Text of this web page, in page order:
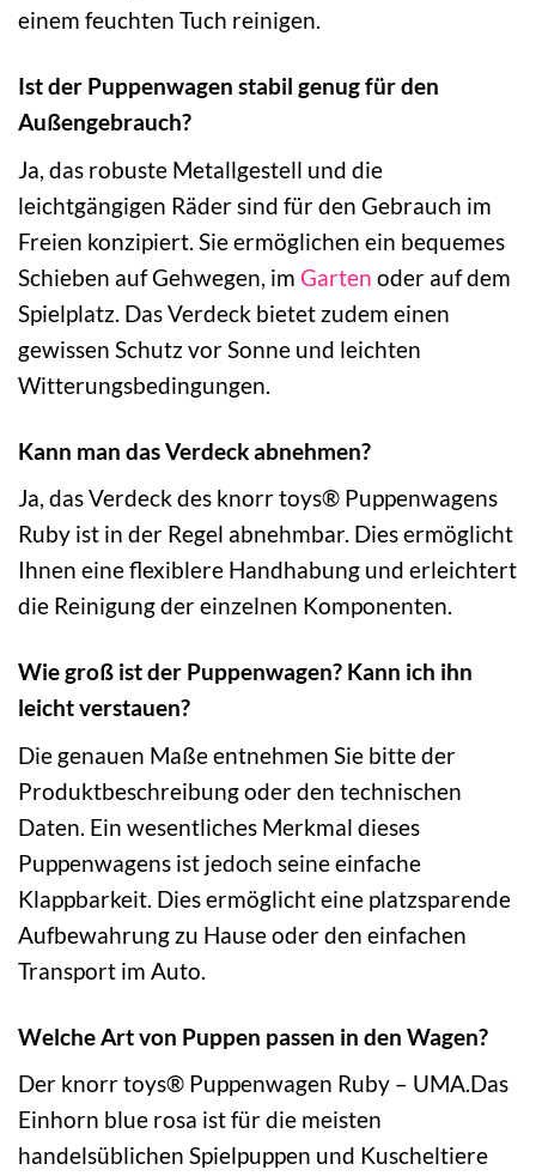
einem feuchten Tuch reinigen.
Ist der Puppenwagen stabil genug für den
Außengebrauch?
Ja, das robuste Metallgestell und die
leichtgängigen Räder sind für den Gebrauch im
Freien konzipiert. Sie ermöglichen ein bequemes
Schieben auf Gehwegen, im Garten oder auf dem
Spielplatz. Das Verdeck bietet zudem einen
gewissen Schutz vor Sonne und leichten
Witterungsbedingungen.
Kann man das Verdeck abnehmen?
Ja, das Verdeck des knorr toys® Puppenwagens
Ruby ist in der Regel abnehmbar. Dies ermöglicht
Ihnen eine flexiblere Handhabung und erleichtert
die Reinigung der einzelnen Komponenten.
Wie groß ist der Puppenwagen? Kann ich ihn
leicht verstauen?
Die genauen Maße entnehmen Sie bitte der
Produktbeschreibung oder den technischen
Daten. Ein wesentliches Merkmal dieses
Puppenwagens ist jedoch seine einfache
Klappbarkeit. Dies ermöglicht eine platzsparende
Aufbewahrung zu Hause oder den einfachen
Transport im Auto.
Welche Art von Puppen passen in den Wagen?
Der knorr toys® Puppenwagen Ruby – UMA.Das
Einhorn blue rosa ist für die meisten
handelsüblichen Spielpuppen und Kuscheltiere